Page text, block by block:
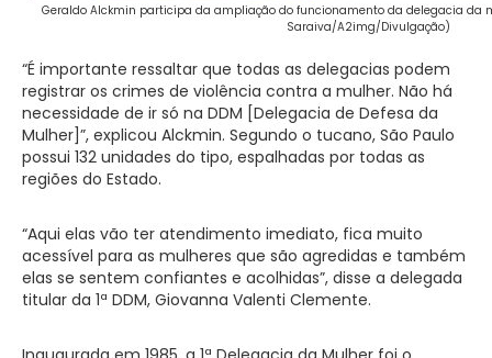
Geraldo Alckmin participa da ampliação do funcionamento da delegacia da
Saraiva/A2img/Divulgação)
“É importante ressaltar que todas as delegacias podem
registrar os crimes de violência contra a mulher. Não há
necessidade de ir só na DDM [Delegacia de Defesa da
Mulher]”, explicou Alckmin. Segundo o tucano, São Paulo
possui 132 unidades do tipo, espalhadas por todas as
regiões do Estado.
“Aqui elas vão ter atendimento imediato, fica muito
acessível para as mulheres que são agredidas e também
elas se sentem confiantes e acolhidas”, disse a delegada
titular da 1ª DDM, Giovanna Valenti Clemente.